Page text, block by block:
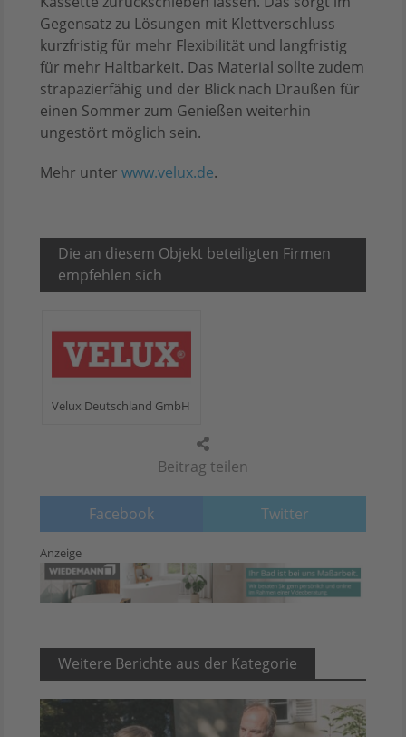
Beitrag teilen
Facebook Twitter
Gegensatz zu Lösungen mit Klettverschluss
kurzfristig für mehr Flexibilität und langfristig
für mehr Haltbarkeit. Das Material sollte zudem
strapazierfähig und der Blick nach Draußen für
einen Sommer zum Genießen weiterhin
ungestört möglich sein.
Mehr unter www.velux.de.
Die an diesem Objekt beteiligten Firmen
empfehlen sich
Velux Deutschland GmbH
Anzeige
Weitere Berichte aus der Kategorie